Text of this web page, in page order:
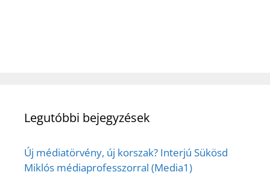
Legutóbbi bejegyzések
Új médiatörvény, új korszak? Interjú Sükösd
Miklós médiaprofesszorral (Media1)